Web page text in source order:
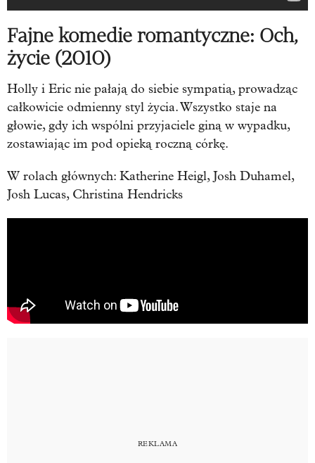
Fajne komedie romantyczne: Och,
życie (2010)
Holly i Eric nie pałają do siebie sympatią, prowadząc
całkowicie odmienny styl życia. Wszystko staje na
głowie, gdy ich wspólni przyjaciele giną w wypadku,
zostawiając im pod opieką roczną córkę.
W rolach głównych: Katherine Heigl, Josh Duhamel,
Josh Lucas, Christina Hendricks